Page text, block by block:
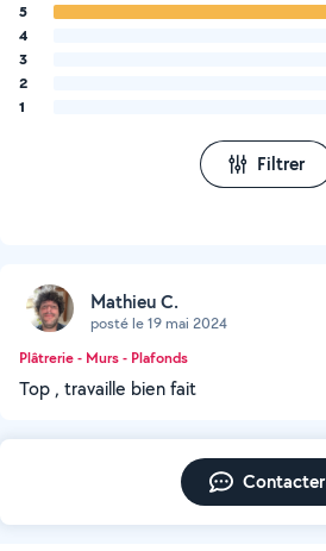
5
4
3
2
1
Filtrer
Mathieu C.
posté le 19 mai 2024
Plâtrerie - Murs - Plafonds
Top , travaille bien fait
Contacter